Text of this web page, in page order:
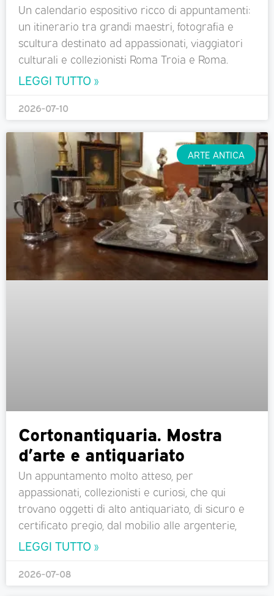
Un calendario espositivo ricco di appuntamenti:
un itinerario tra grandi maestri, fotografia e
scultura destinato ad appassionati, viaggiatori
culturali e collezionisti Roma Troia e Roma.
LEGGI TUTTO »
2026-07-10
ARTE ANTICA
Cortonantiquaria. Mostra
d’arte e antiquariato
Un appuntamento molto atteso, per
appassionati, collezionisti e curiosi, che qui
trovano oggetti di alto antiquariato, di sicuro e
certificato pregio, dal mobilio alle argenterie,
LEGGI TUTTO »
2026-07-08